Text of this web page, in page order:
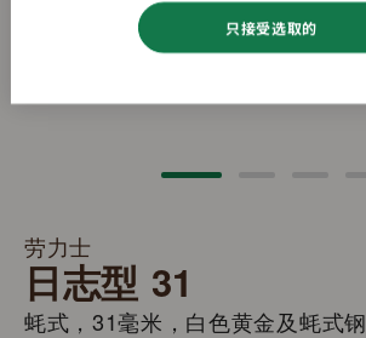
劳力士
日志型 31
蚝式，31毫米，白色黄金及蚝式钢
只接受选取的